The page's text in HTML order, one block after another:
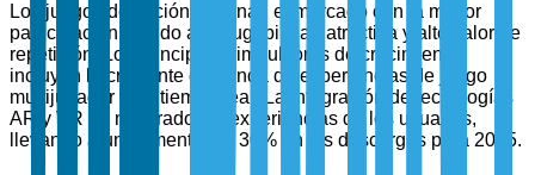
Los juegos de acción dominan el mercado con la mayor
participación debido a su jugabilidad atractiva y alto valor de
repetición. Los principales impulsores de crecimiento
incluyen la creciente demanda de experiencias de juego
multijugador y en tiempo real. La integración de tecnologías
AR y VR ha mejorado las experiencias de los usuarios,
llevando a un aumento del 30% en las descargas para 2025.